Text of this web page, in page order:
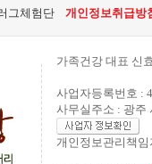
그체험단 개인정보취급방
가족건강 대표 신
사업자등록번호 :
사무실주소 : 광주
개인정보관리책